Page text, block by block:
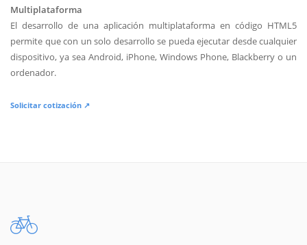
Multiplataforma
El desarrollo de una aplicación multiplataforma en código HTML5
permite que con un solo desarrollo se pueda ejecutar desde cualquier
dispositivo, ya sea Android, iPhone, Windows Phone, Blackberry o un
ordenador.
Solicitar cotización ↗